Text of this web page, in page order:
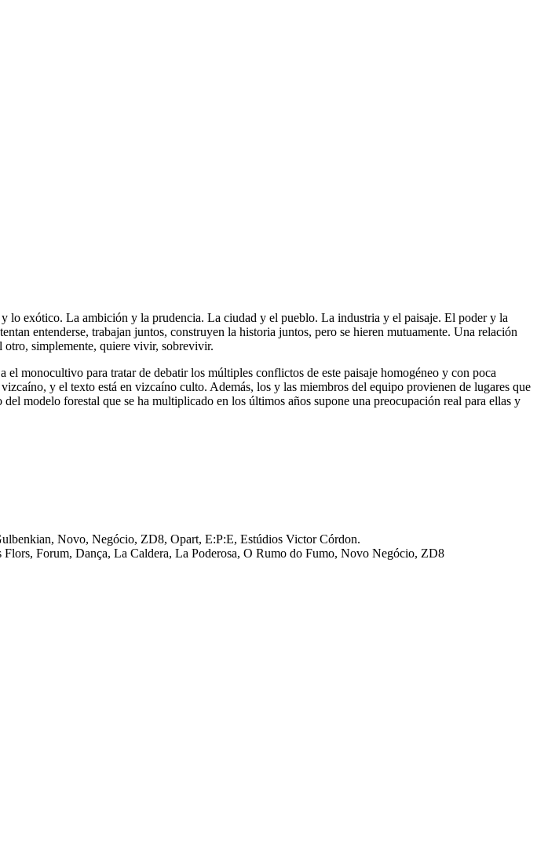
lo exótico. La ambición y la prudencia. La ciudad y el pueblo. La industria y el paisaje. El poder y la
entenderse, trabajan juntos, construyen la historia juntos, pero se hieren mutuamente. Una relación
simplemente, quiere vivir, sobrevivir.
monocultivo para tratar de debatir los múltiples conflictos de este paisaje homogéneo y con poca
y el texto está en vizcaíno culto. Además, los y las miembros del equipo provienen de lugares que
modelo forestal que se ha multiplicado en los últimos años supone una preocupación real para ellas y
Novo, Negócio, ZD8, Opart, E:P:E, Estúdios Victor Córdon.
Forum, Dança, La Caldera, La Poderosa, O Rumo do Fumo, Novo Negócio, ZD8